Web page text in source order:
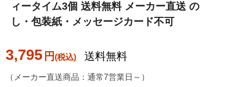
ィータイム3個 送料無料 メーカー直送 の
し・包装紙・メッセージカード不可
3,795 円 送料無料
（メーカー直送商品：通常7営業日～）